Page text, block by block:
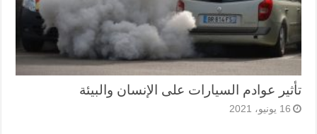
تأثير عوادم السيارات على الإنسان والبيئة
16 يونيو، 2021